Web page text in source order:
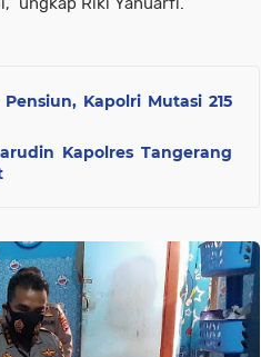
Kapolri Mutasi 215
Kapolres Tangerang